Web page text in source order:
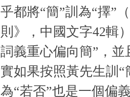
乎都將“簡”訓為“擇”
則》，中國文字42輯
詞義重心偏向簡”，
實如果按照黃先生訓
為“若否”也是一個偏